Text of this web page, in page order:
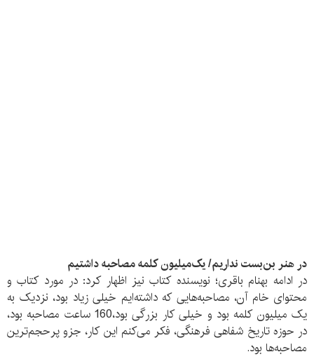
در هنر بن‌بست نداریم/ یک‌میلیون کلمه مصاحبه داشتیم
در ادامه بهنام باقری؛ نویسنده کتاب نیز اظهار کرد: در مورد کتاب و
محتوای خام آن، مصاحبه‌هایی که داشته‌ایم خیلی زیاد بود، نزدیک به
یک میلیون کلمه بود و خیلی کار بزرگی بود،160 ساعت مصاحبه بود،
در حوزه تاریخ شفاهی فرهنگی، فکر می‌کنم این کار، جزو پرحجم‌ترین
مصاحبه‌ها بود.